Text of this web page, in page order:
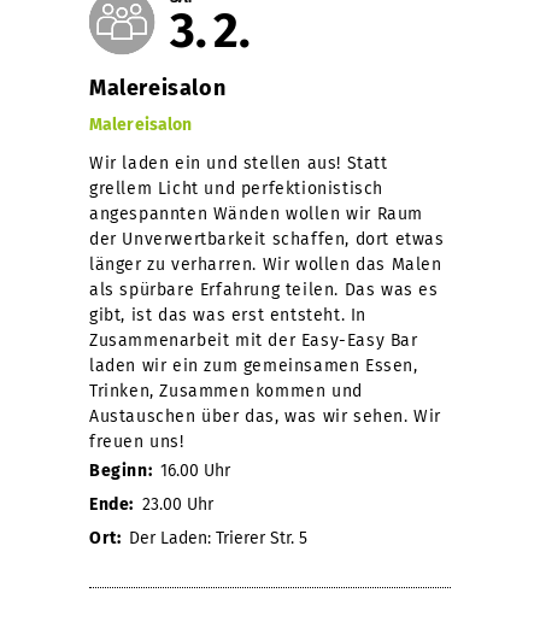
3 2
Malereisalon
Malereisalon
Wir laden ein und stellen aus! Statt
grellem Licht und perfektionistisch
angespannten Wänden wollen wir Raum
der Unverwertbarkeit schaffen, dort etwas
länger zu verharren. Wir wollen das Malen
als spürbare Erfahrung teilen. Das was es
gibt, ist das was erst entsteht. In
Zusammenarbeit mit der Easy-Easy Bar
laden wir ein zum gemeinsamen Essen,
Trinken, Zusammen kommen und
Austauschen über das, was wir sehen. Wir
freuen uns!
Beginn: 16.00 Uhr
Ende: 23.00 Uhr
Ort: Der Laden: Trierer Str. 5